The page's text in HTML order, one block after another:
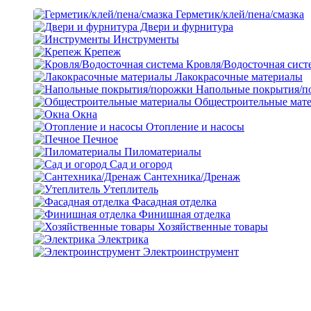
Герметик/клей/пена/смазка
Двери и фурнитура
Инструменты
Крепеж
Кровля/Водосточная
Лакокрасочные материалы
Напольные покрытия/
Общестроительные
Окна
Отопление и насосы
Печное
Пиломатериалы
Сад и огород
Сантехника/Дренаж
Утеплитель
Фасадная отделка
Финишная отделка
Хозяйственные товары
Электрика
Электроинструмент